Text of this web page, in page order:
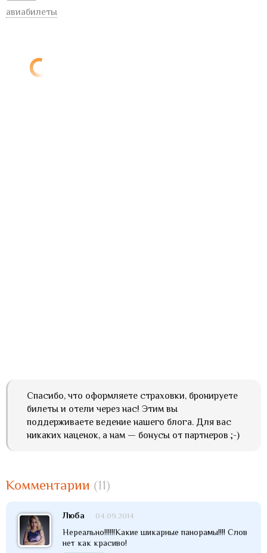
авиабилеты
Спасибо, что оформляете страховки, бронируете
билеты и отели через нас! Этим вы
поддерживаете ведение нашего блога. Для вас
никаких наценок, а нам — бонусы от партнеров ;-)
Комментарии (11)
Люба 04.09.2014
Нереально!!!!!!Какие шикарные панорамы!!!! Слов
нет как красиво!